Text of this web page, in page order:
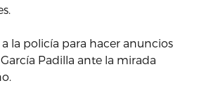
la policía para hacer anuncios
Padilla ante la mirada